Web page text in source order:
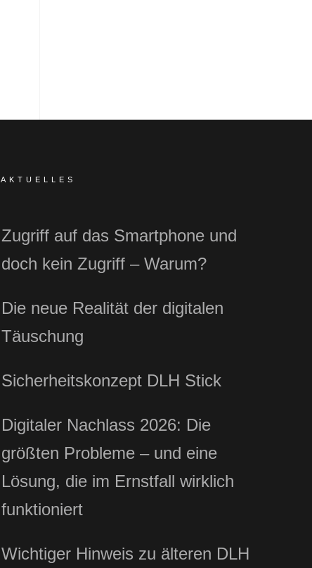
AKTUELLES
Zugriff auf das Smartphone und
doch kein Zugriff – Warum?
Die neue Realität der digitalen
Täuschung
Sicherheitskonzept DLH Stick
Digitaler Nachlass 2026: Die
größten Probleme – und eine
Lösung, die im Ernstfall wirklich
funktioniert
Wichtiger Hinweis zu älteren DLH